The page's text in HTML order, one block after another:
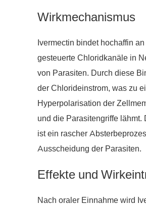
Wirkmechanismus
Ivermectin bindet hochaffin
gesteuerte Chloridkanäle in
von Parasiten. Durch diese
der Chlorideinstrom, was zu
Hyperpolarisation der
und die Parasitengriffe lähmt.
ist ein rascher
Ausscheidung der Parasiten.
Effekte und
Nach oraler Einnahme wird